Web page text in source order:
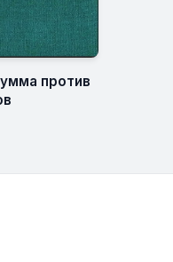
против